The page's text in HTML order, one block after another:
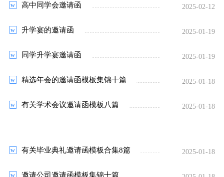
高中同学会邀请函 2025-02-12
升学宴的邀请函 2025-01-19
同学升学宴邀请函 2025-01-19
精选年会的邀请函模板集锦十篇 2025-01-18
有关学术会议邀请函模板八篇 2025-01-18
有关毕业典礼邀请函模板合集8篇 2025-01-18
邀请公司邀请函模板集锦十篇